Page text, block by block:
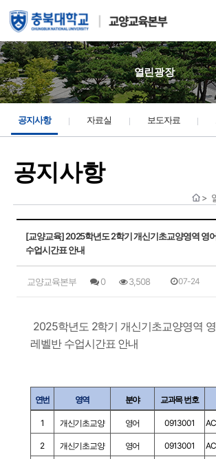
열린광장
공지사항 자료실 보도자료
공지사항
[교양교육] 2025학년도 2학기 개신기초교양영역 영
수업시간표 안내
교양교육본부 0 3,508 07-24
2025학년도 2학기 개신기초교양영역
레벨반 수업시간표 안내
연번 영역 분야 교과목 번호
1 개신기초교양 영어 0913001
2 개신기초교양 영어 0913001